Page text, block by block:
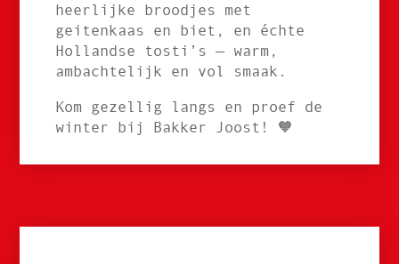
heerlijke broodjes met
geitenkaas en biet, en échte
Hollandse tosti’s — warm,
ambachtelijk en vol smaak.
Kom gezellig langs en proef de
winter bij Bakker Joost! 🧡